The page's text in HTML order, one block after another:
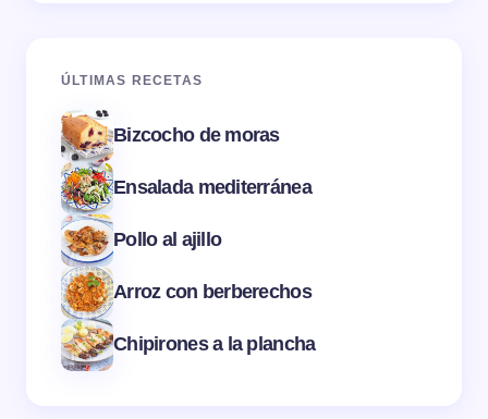
ÚLTIMAS RECETAS
Bizcocho de moras
Ensalada mediterránea
Pollo al ajillo
Arroz con berberechos
Chipirones a la plancha